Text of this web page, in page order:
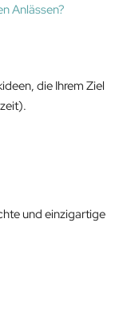
Anlässen?
die Ihrem Ziel
und einzigartige